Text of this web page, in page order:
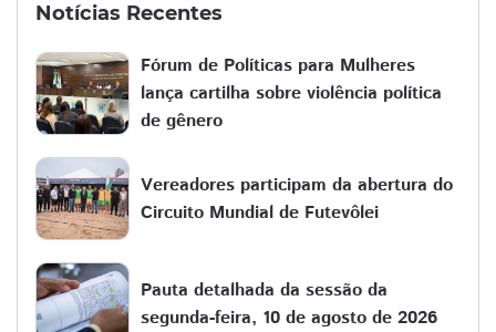
Notícias Recentes
Fórum de Políticas para Mulheres
lança cartilha sobre violência política
de gênero
Vereadores participam da abertura do
Circuito Mundial de Futevôlei
Pauta detalhada da sessão da
segunda-feira, 10 de agosto de 2026